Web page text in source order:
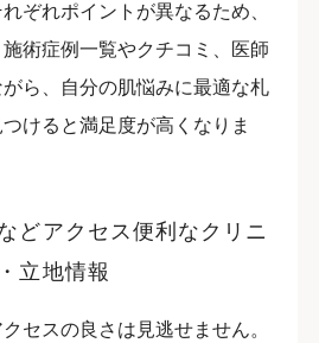
ぞれポイントが異なるため、
術症例一覧やクチコミ、医師
ら、自分の肌悩みに最適な札
けると満足度が高くなりま
どアクセス便利なクリニ
立地情報
セスの良さは見逃せません。